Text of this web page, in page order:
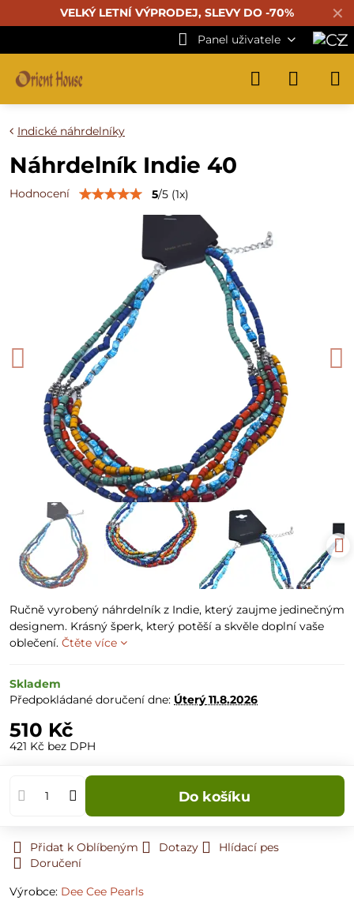
✕
VELKÝ LETNÍ VÝPRODEJ, SLEVY DO -70%
Panel uživatele
Indické náhrdelníky
Náhrdelník Indie 40
Hodnocení 5/5 (1x)
Ručně vyrobený náhrdelník z Indie, který zaujme jedinečným
designem. Krásný šperk, který potěší a skvěle doplní vaše
oblečení. Čtěte více
Skladem
Předpokládané doručení dne: Úterý11.8.2026
510 Kč
421 Kč bez DPH
Do košíku
Přidat k Oblíbeným Dotazy
Hlídací pes
Doručení
Výrobce: Dee Cee Pearls